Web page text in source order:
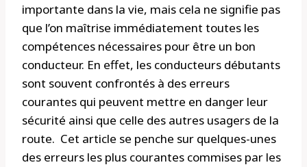
importante dans la vie, mais cela ne signifie pas
que l’on maîtrise immédiatement toutes les
compétences nécessaires pour être un bon
conducteur. En effet, les conducteurs débutants
sont souvent confrontés à des erreurs
courantes qui peuvent mettre en danger leur
sécurité ainsi que celle des autres usagers de la
route. Cet article se penche sur quelques-unes
des erreurs les plus courantes commises par les